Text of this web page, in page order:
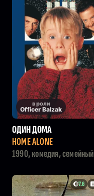
в роли
Officer Balzak
ОДИН ДОМА
HOME ALONE
1990, комедия, семейный
7.6